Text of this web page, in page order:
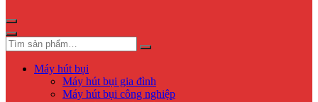
Máy hút bụi
Máy hút bụi gia đình
Máy hút bụi công nghiệp